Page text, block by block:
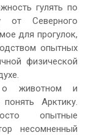
гулять по
от Северного
для прогулок,
опытных
физической
о животном и
Арктику.
опытные
несомненный